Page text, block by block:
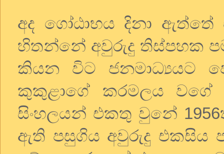
අද ගෝඨාභය දිනා ඇත්තේ
හිතන්නේ අවුරුදු තිස්පහක
කියන විට ජනමාධ්‍යයට
කුකුළාගේ කරමලය වගේ
සිංහලයන් එකතු වුනේ
ඇති පසුගිය අවුරුදු එකසිය